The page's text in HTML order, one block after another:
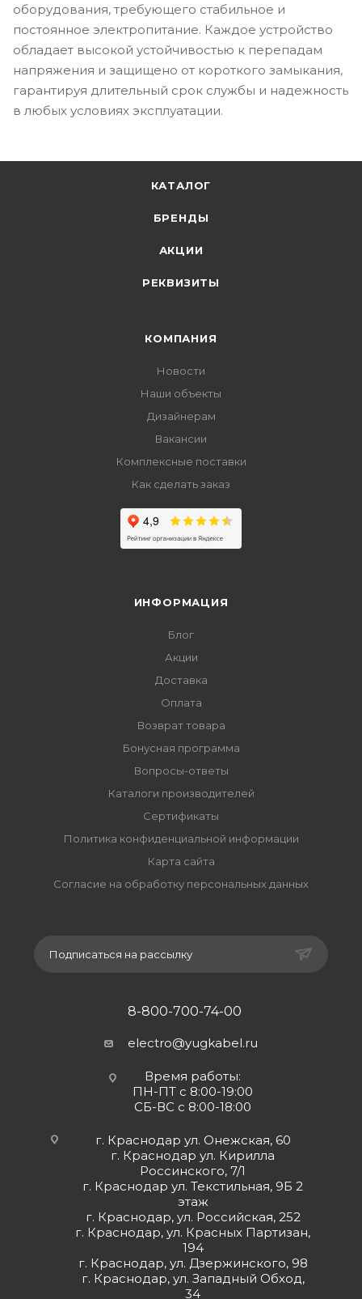
оборудования, требующего стабильное и
постоянное электропитание. Каждое устройство
обладает высокой устойчивостью к перепадам
напряжения и защищено от короткого замыкания,
гарантируя длительный срок службы и надежность
в любых условиях эксплуатации.
КАТАЛОГ
БРЕНДЫ
АКЦИИ
РЕКВИЗИТЫ
КОМПАНИЯ
Новости
Наши объекты
Дизайнерам
Вакансии
Комплексные поставки
Как сделать заказ
ИНФОРМАЦИЯ
Блог
Акции
Доставка
Оплата
Возврат товара
Бонусная программа
Вопросы-ответы
Каталоги производителей
Сертификаты
Политика конфиденциальной информации
Карта сайта
Согласие на обработку персональных данных
Подписаться на рассылку
8-800-700-74-00
electro@yugkabel.ru
Время работы:
ПН-ПТ с 8:00-19:00
СБ-ВС с 8:00-18:00
г. Краснодар ул. Онежская, 60
г. Краснодар ул. Кирилла
Россинского, 7/1
г. Краснодар ул. Текстильная, 9Б 2
этаж
г. Краснодар, ул. Российская, 252
г. Краснодар, ул. Красных Партизан,
194
г. Краснодар, ул. Дзержинского, 98
г. Краснодар, ул. Западный Обход,
34